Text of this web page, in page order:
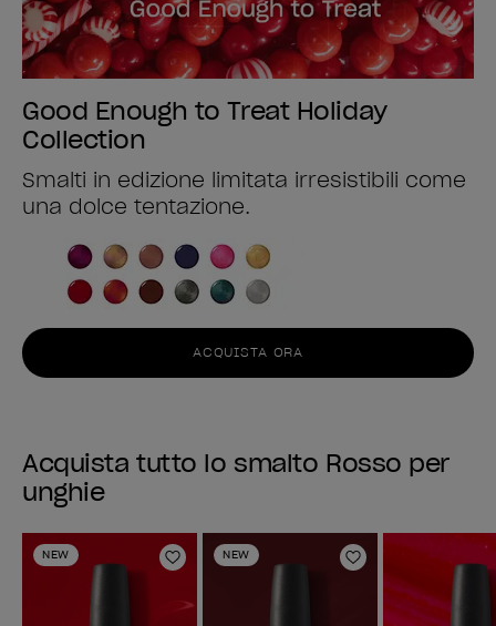
Good Enough to Treat Holiday
Collection
Smalti in edizione limitata irresistibili come
una dolce tentazione.
ACQUISTA ORA
Acquista tutto lo smalto Rosso per
unghie
NEW
Aggiungi alla lista dei desideri
NEW
Aggiungi alla